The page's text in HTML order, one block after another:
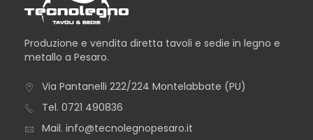
Produzione e vendita diretta tavoli e sedie in legno e
metallo a Pesaro.
Via Pantanelli 222/224 Montelabbate (PU)
Tel. 0721 490836
Mail. info@tecnolegnopesaro.it